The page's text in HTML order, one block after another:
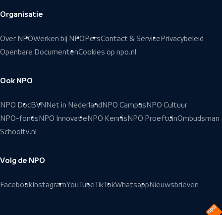
Organisatie
Over NPOWerken bij NPO PersContact & Service Privacybeleid
Openbare DocumentenCookies op npo.nl
Ook NPO
NPO DocBVN Net in Nederland NPO Campus NPO Cultuur
NPO-fonds NPO Innovatie NPO Kennis NPO ProeftuinOmbudsman
Schooltv.nl
Volg de NPO
Facebook InstagramYouTubeTikTokWhatsapp Nieuwsbrieven